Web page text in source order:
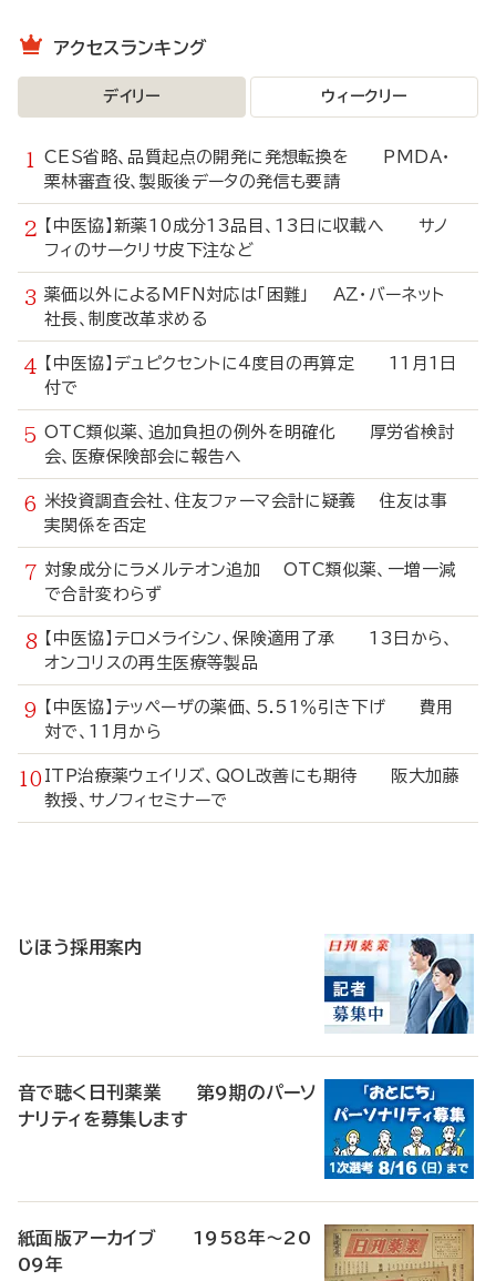
アクセスランキング
デイリー ウィークリー
CES省略、品質起点の開発に発想転換を PMDA・
栗林審査役、製販後データの発信も要請
【中医協】新薬10成分13品目、13日に収載へ サノ
フィのサークリサ皮下注など
薬価以外によるMFN対応は「困難」 AZ・バーネット
社長、制度改革求める
【中医協】デュピクセントに4度目の再算定 11月1日
付で
OTC類似薬、追加負担の例外を明確化 厚労省検討
会、医療保険部会に報告へ
米投資調査会社、住友ファーマ会計に疑義 住友は事
実関係を否定
対象成分にラメルテオン追加 OTC類似薬、一増一減
で合計変わらず
【中医協】テロメライシン、保険適用了承 13日から、
オンコリスの再生医療等製品
【中医協】テッペーザの薬価、5.51％引き下げ 費用
対で、11月から
ITP治療薬ウェイリズ、QOL改善にも期待 阪大加藤
教授、サノフィセミナーで
じほう採用案内
音で聴く日刊薬業 第9期のパーソ
ナリティを募集します
紙面版アーカイブ 1958年～20
09年